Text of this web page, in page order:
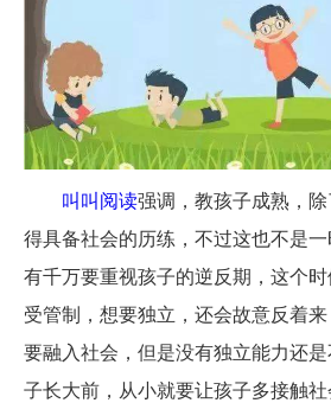
叫叫阅读强调，教孩子成熟，
得具备社会的历练，不过这也不是
有千万要重视孩子的逆反期，这个
受管制，想要独立，还会故意反着
要融入社会，但是没有独立能力还
子长大前，从小就要让孩子多接触